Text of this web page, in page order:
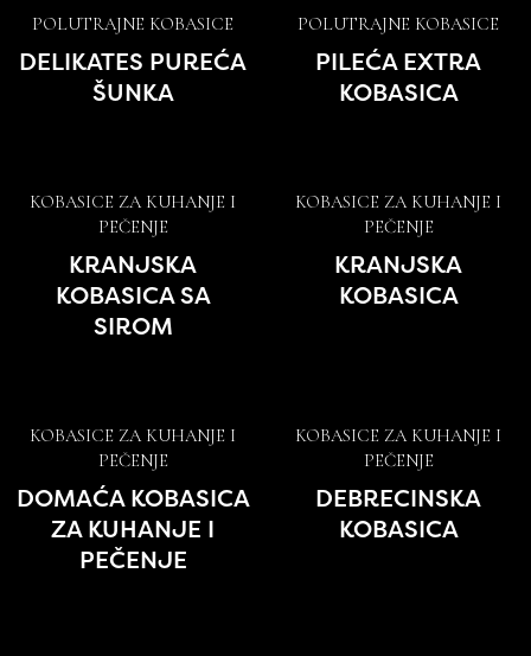
POLUTRAJNE KOBASICE
DELIKATES PUREĆA
ŠUNKA
POLUTRAJNE KOBASICE
PILEĆA EXTRA
KOBASICA
KOBASICE ZA KUHANJE I
PEČENJE
KRANJSKA
KOBASICA SA
SIROM
KOBASICE ZA KUHANJE I
PEČENJE
KRANJSKA
KOBASICA
KOBASICE ZA KUHANJE I
PEČENJE
DOMAĆA KOBASICA
ZA KUHANJE I
PEČENJE
KOBASICE ZA KUHANJE I
PEČENJE
DEBRECINSKA
KOBASICA